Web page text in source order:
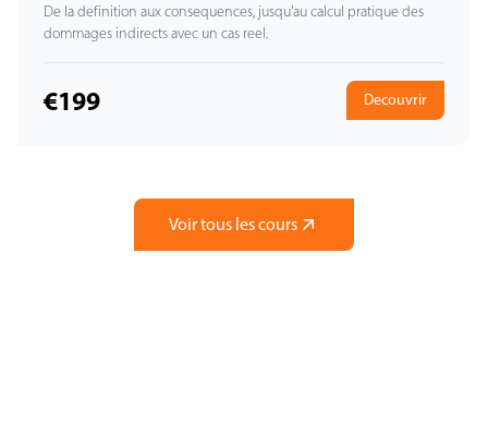
De la definition aux consequences, jusqu'au calcul pratique des
dommages indirects avec un cas reel.
€199 Decouvrir
Voir tous les cours